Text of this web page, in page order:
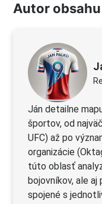
Autor obsahu
Ján detailne
športov, od
UFC) až po
organizácie
túto oblasť
bojovníkov, ale
spojené s